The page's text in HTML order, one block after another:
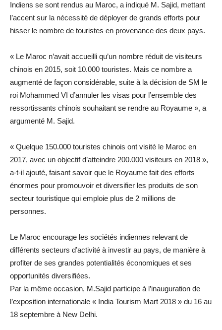
Indiens se sont rendus au Maroc, a indiqué M. Sajid, mettant
l’accent sur la nécessité de déployer de grands efforts pour
hisser le nombre de touristes en provenance des deux pays.
« Le Maroc n’avait accueilli qu’un nombre réduit de visiteurs
chinois en 2015, soit 10.000 touristes. Mais ce nombre a
augmenté de façon considérable, suite à la décision de SM le
roi Mohammed VI d’annuler les visas pour l’ensemble des
ressortissants chinois souhaitant se rendre au Royaume », a
argumenté M. Sajid.
« Quelque 150.000 touristes chinois ont visité le Maroc en
2017, avec un objectif d’atteindre 200.000 visiteurs en 2018 »,
a-t-il ajouté, faisant savoir que le Royaume fait des efforts
énormes pour promouvoir et diversifier les produits de son
secteur touristique qui emploie plus de 2 millions de
personnes.
Le Maroc encourage les sociétés indiennes relevant de
différents secteurs d’activité à investir au pays, de manière à
profiter de ses grandes potentialités économiques et ses
opportunités diversifiées.
Par la même occasion, M.Sajid participe à l’inauguration de
l’exposition internationale « India Tourism Mart 2018 » du 16 au
18 septembre à New Delhi.